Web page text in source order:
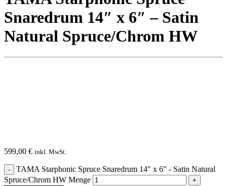
Snaredrum 14″ x 6″ – Satin
Natural Spruce/Chrom HW
599,00 € inkl. MwSt.
TAMA Starphonic Spruce Snaredrum 14" x 6" - Satin Natural
Spruce/Chrom HW Menge